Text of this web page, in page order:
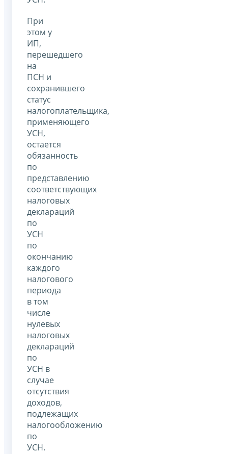
При
этом у
ИП,
перешедшего
на
ПСН и
сохранившего
статус
налогоплательщика,
применяющего
УСН,
остается
обязанность
по
представлению
соответствующих
налоговых
деклараций
по
УСН
по
окончанию
каждого
налогового
периода
в том
числе
нулевых
налоговых
деклараций
по
УСН в
случае
отсутствия
доходов,
подлежащих
налогообложению
по
УСН.